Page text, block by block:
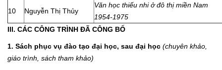
10 Nguyễn Thị Thủy
Văn học thiếu nhi ở đô thị miền Nam
1954-1975
III. CÁC CÔNG TRÌNH ĐÃ CÔNG BỐ
1. Sách phục vụ đào tạo đại học, sau đại học (chuyên khảo,
giáo trình, sách tham khảo)